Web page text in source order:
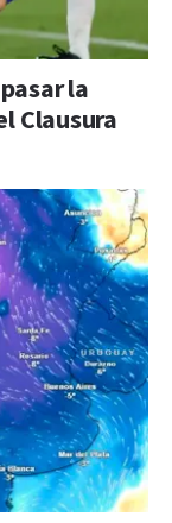
la
Clausura